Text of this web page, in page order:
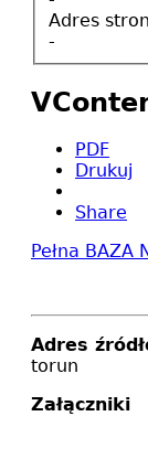
Adres
-
PDF
Drukuj
Share
Pełna BAZA
Adres
torun
Załączniki